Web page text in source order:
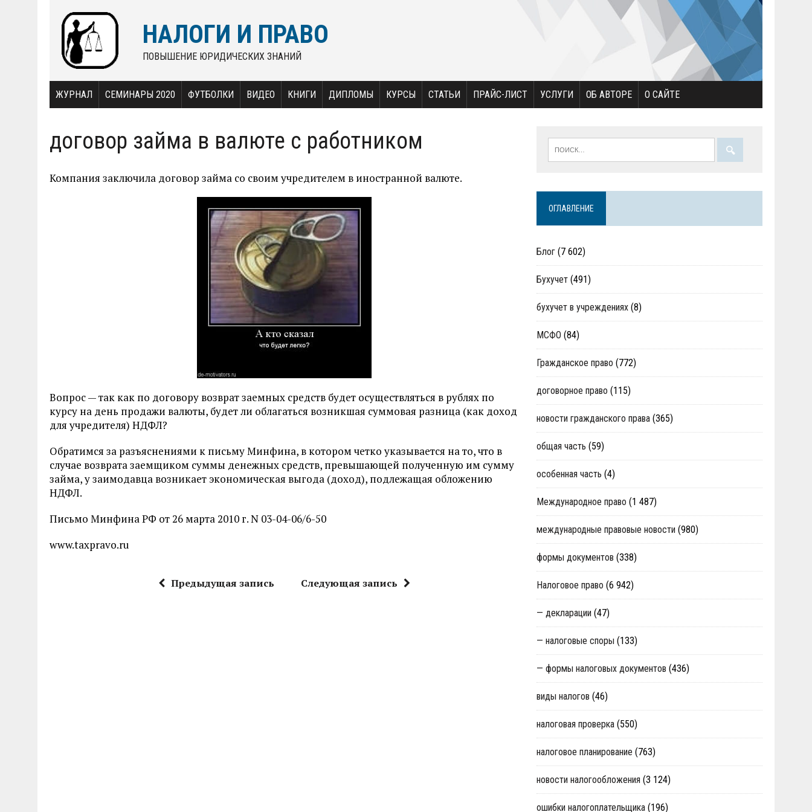
НАЛОГИ И ПРАВО
ПОВЫШЕНИЕ ЮРИДИЧЕСКИХ ЗНАНИЙ
ЖУРНАЛ СЕМИНАРЫ 2020 ФУТБОЛКИ ВИДЕО КНИГИ ДИПЛОМЫ КУРСЫ СТАТЬИ ПРАЙС-ЛИСТ УСЛУГИ ОБ АВТОРЕ О САЙТЕ
договор займа в валюте с работником
Компания заключила договор займа со своим учредителем в иностранной валюте.
Вопрос — так как по договору возврат заемных средств будет осуществляться в рублях по
курсу на день продажи валюты, будет ли облагаться возникшая суммовая разница (как доход
для учредителя) НДФЛ?
Обратимся за разъяснениями к письму Минфина, в котором четко указывается на то, что в
случае возврата заемщиком суммы денежных средств, превышающей полученную им сумму
займа, у заимодавца возникает экономическая выгода (доход), подлежащая обложению
НДФЛ.
Письмо Минфина РФ от 26 марта 2010 г. N 03-04-06/6-50
www.taxpravo.ru
Предыдущая запись Следующая запись
ОГЛАВЛЕНИЕ
Блог (7 602)
Бухучет (491)
бухучет в учреждениях (8)
МСФО (84)
Гражданское право (772)
договорное право (115)
новости гражданского права (365)
общая часть (59)
особенная часть (4)
Международное право (1 487)
международные правовые новости (980)
формы документов (338)
Налоговое право (6 942)
— декларации (47)
— налоговые споры (133)
— формы налоговых документов (436)
виды налогов (46)
налоговая проверка (550)
налоговое планирование (763)
новости налогообложения (3 124)
ошибки налогоплательщика (196)